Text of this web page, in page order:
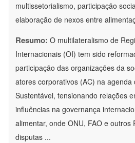
multissetorialismo, participação
elaboração de nexos entre
Resumo: O multilateralismo de
Internacionais (OI) tem sido
participação das organizações da
atores corporativos (AC) na agenda
Sustentável, tensionando relações
influências na governança
alimentar, onde ONU, FAO e outros
disputas ...